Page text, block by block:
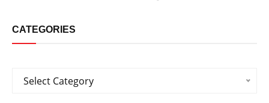
CATEGORIES
Categories
Select Category